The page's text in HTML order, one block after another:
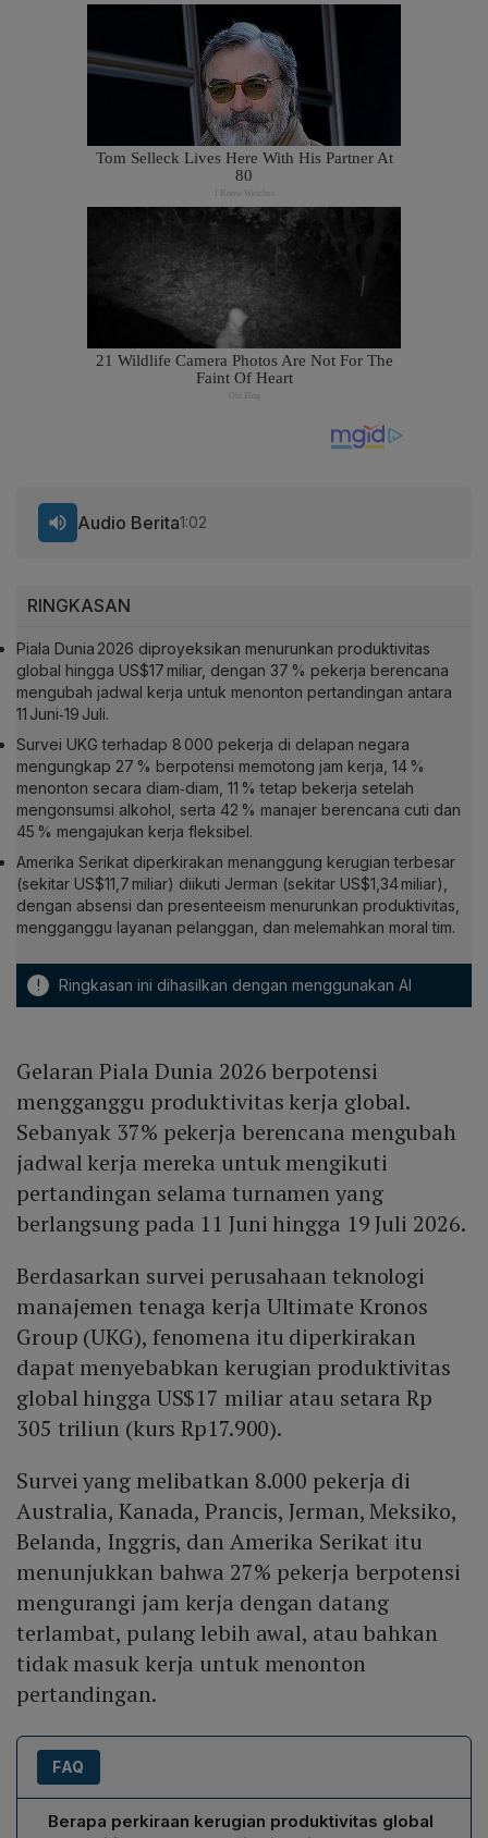
RINGKASAN
Piala Dunia 2026 diproyeksikan menurunkan produktivitas
global hingga US$17 miliar, dengan 37 % pekerja berencana
mengubah jadwal kerja untuk menonton pertandingan antara
11 Juni‑19 Juli.
Survei UKG terhadap 8 000 pekerja di delapan negara
mengungkap 27 % berpotensi memotong jam kerja, 14 %
menonton secara diam‑diam, 11 % tetap bekerja setelah
mengonsumsi alkohol, serta 42 % manajer berencana cuti dan
45 % mengajukan kerja fleksibel.
Amerika Serikat diperkirakan menanggung kerugian terbesar
(sekitar US$11,7 miliar) diikuti Jerman (sekitar US$1,34 miliar),
dengan absensi dan presenteeism menurunkan produktivitas,
mengganggu layanan pelanggan, dan melemahkan moral tim.
! Ringkasan ini dihasilkan dengan menggunakan AI
Audio Berita1:02
Gelaran Piala Dunia 2026 berpotensi
mengganggu produktivitas kerja global.
Sebanyak 37% pekerja berencana mengubah
jadwal kerja mereka untuk mengikuti
pertandingan selama turnamen yang
berlangsung pada 11 Juni hingga 19 Juli 2026.
Berdasarkan survei perusahaan teknologi
manajemen tenaga kerja Ultimate Kronos
Group (UKG), fenomena itu diperkirakan
dapat menyebabkan kerugian produktivitas
global hingga US$17 miliar atau setara Rp
305 triliun (kurs Rp17.900).
Survei yang melibatkan 8.000 pekerja di
Australia, Kanada, Prancis, Jerman, Meksiko,
Belanda, Inggris, dan Amerika Serikat itu
menunjukkan bahwa 27% pekerja berpotensi
mengurangi jam kerja dengan datang
terlambat, pulang lebih awal, atau bahkan
tidak masuk kerja untuk menonton
pertandingan.
FAQ
Berapa perkiraan kerugian produktivitas global